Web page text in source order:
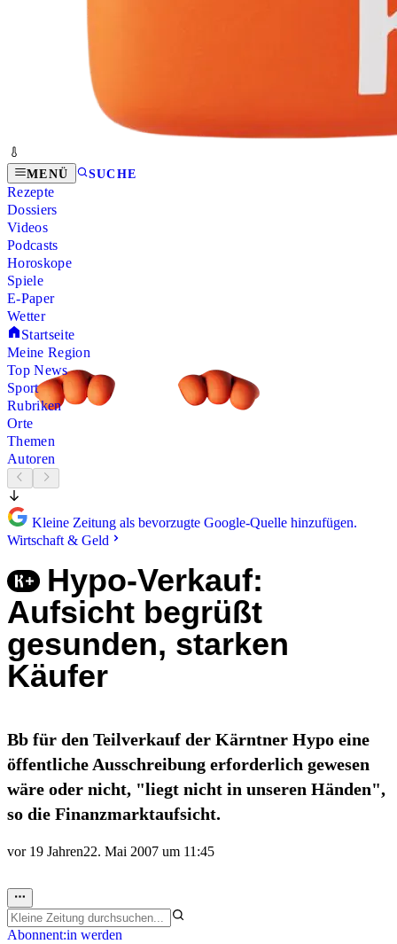
MENÜ SUCHE
Rezepte
Dossiers
Videos
Podcasts
Horoskope
Spiele
E-Paper
Wetter
Startseite
Meine Region
Top News
Sport
Rubriken
Orte
Themen
Autoren
Kleine Zeitung als bevorzugte Google-Quelle hinzufügen.
Wirtschaft & Geld
Hypo-Verkauf:
Aufsicht begrüßt
gesunden, starken
Käufer
Bb für den Teilverkauf der Kärntner Hypo eine
öffentliche Ausschreibung erforderlich gewesen
wäre oder nicht, "liegt nicht in unseren Händen",
so die Finanzmarktaufsicht.
vor 19 Jahren22. Mai 2007 um 11:45
Abonnent:in werden